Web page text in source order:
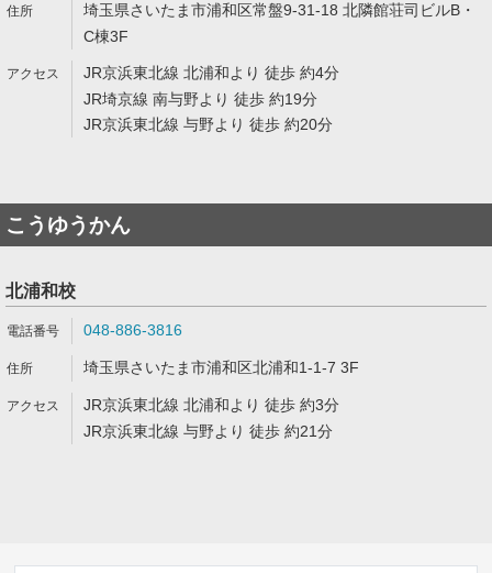
埼玉県さいたま市浦和区常盤9-31-18 北隣館荘司ビルB・
C棟3F
JR京浜東北線 北浦和より 徒歩 約4分
JR埼京線 南与野より 徒歩 約19分
JR京浜東北線 与野より 徒歩 約20分
こうゆうかん
北浦和校
048-886-3816
埼玉県さいたま市浦和区北浦和1-1-7 3F
JR京浜東北線 北浦和より 徒歩 約3分
JR京浜東北線 与野より 徒歩 約21分